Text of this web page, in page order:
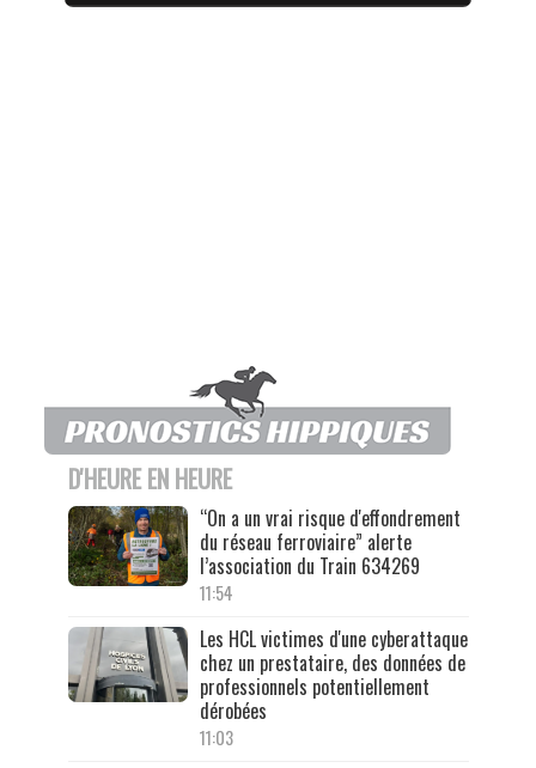
D'HEURE EN HEURE
“On a un vrai risque d'effondrement
du réseau ferroviaire” alerte
l’association du Train 634269
11:54
Les HCL victimes d'une cyberattaque
chez un prestataire, des données de
professionnels potentiellement
dérobées
11:03